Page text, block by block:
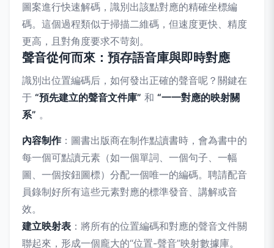
圖案進行快速解碼，識別出該點對應的精確坐標編
碼。這個過程類似于掃描二維碼，但速度更快、精度
更高，且對角度要求不苛刻。
聲音從何而來：預存語音庫與即時對應
識別出位置編碼后，如何發出正確的聲音呢？關鍵在
于 “預先建立的聲音文件庫” 和 “一一對應的映射關
系” 。
內容制作：圖書出版商在制作點讀書時，會為書中的
每一個可點讀元素（如一個單詞、一個句子、一幅
圖、一個按鈕圖標）分配一個唯一的編碼。聘請配音
員錄制好所有這些元素對應的標準發音、講解或音
效。
建立映射表 ：將所有的位置編碼和對應的聲音文件關
聯起來，形成一個龐大的“位置-聲音”映射數據庫。